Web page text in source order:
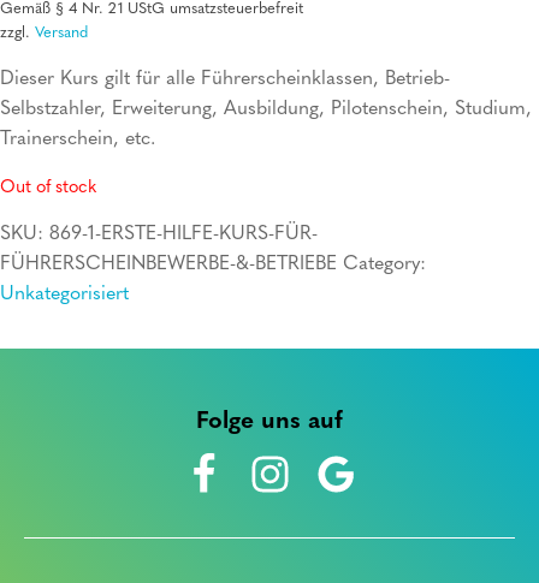
Gemäß § 4 Nr. 21 UStG umsatzsteuerbefreit
zzgl. Versand
Dieser Kurs gilt für alle Führerscheinklassen, Betrieb-
Selbstzahler, Erweiterung, Ausbildung, Pilotenschein, Studium,
Trainerschein, etc.
Out of stock
SKU: 869-1-ERSTE-HILFE-KURS-FÜR-
FÜHRERSCHEINBEWERBE-&-BETRIEBE Category:
Unkategorisiert
Folge uns auf